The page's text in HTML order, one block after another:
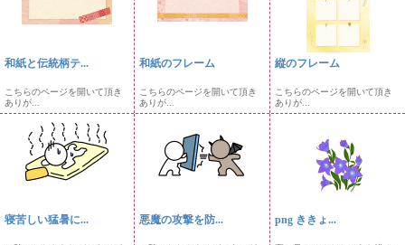
和紙と伝統柄テ...
こちらのページを開いて頂き
ありが...
和紙のフレーム
こちらのページを開いて頂き
ありが...
縦のフレーム
こちらのページを開いて頂き
ありが...
寝苦しい猛暑に... 悪魔の攻撃を防... png ききょ...